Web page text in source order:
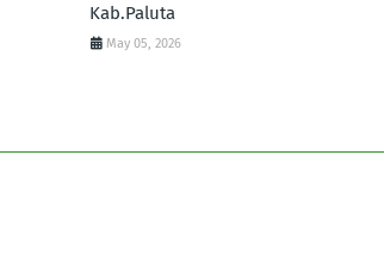
Kab.Paluta
May 05, 2026